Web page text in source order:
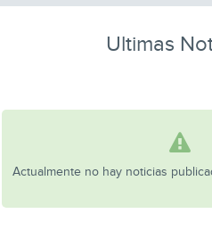
Ultimas
Actualmente no hay noticias